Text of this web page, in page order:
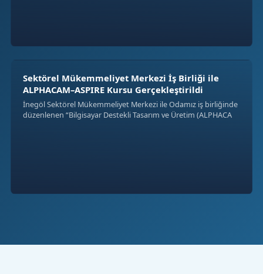
Sektörel Mükemmeliyet Merkezi İş Birliği ile
ALPHACAM–ASPIRE Kursu Gerçekleştirildi
İnegöl Sektörel Mükemmeliyet Merkezi ile Odamız iş birliğinde
düzenlenen “Bilgisayar Destekli Tasarım ve Üretim (ALPHACA